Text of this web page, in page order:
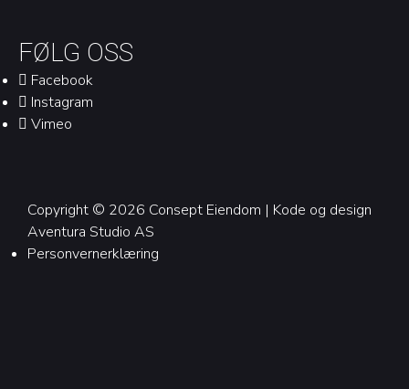
FØLG OSS
Facebook
Instagram
Vimeo
Copyright © 2026 Consept Eiendom | Kode og design
Aventura Studio AS
Personvernerklæring